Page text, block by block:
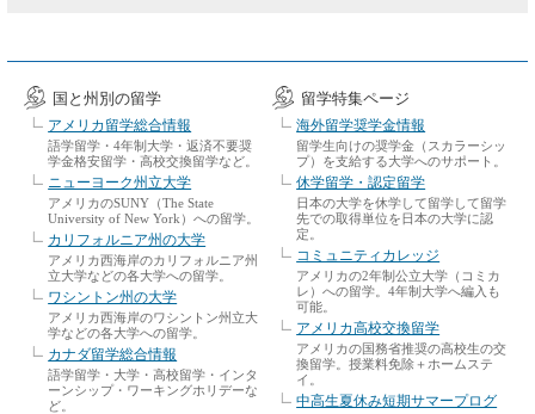
国と州別の留学
アメリカ留学総合情報
語学留学・4年制大学・返済不要奨
学金格安留学・高校交換留学など。
ニューヨーク州立大学
アメリカのSUNY（The State
University of New York）への留学。
カリフォルニア州の大学
アメリカ西海岸のカリフォルニア州
立大学などの各大学への留学。
ワシントン州の大学
アメリカ西海岸のワシントン州立大
学などの各大学への留学。
カナダ留学総合情報
語学留学・大学・高校留学・インタ
ーンシップ・ワーキングホリデーな
ど。
留学特集ページ
海外留学奨学金情報
留学生向けの奨学金（スカラーシッ
プ）を支給する大学へのサポート。
休学留学・認定留学
日本の大学を休学して留学して留学
先での取得単位を日本の大学に認
定。
コミュニティカレッジ
アメリカの2年制公立大学（コミカ
レ）への留学。4年制大学へ編入も
可能。
アメリカ高校交換留学
アメリカの国務省推奨の高校生の交
換留学。授業料免除＋ホームステ
イ。
中高生夏休み短期サマープログ